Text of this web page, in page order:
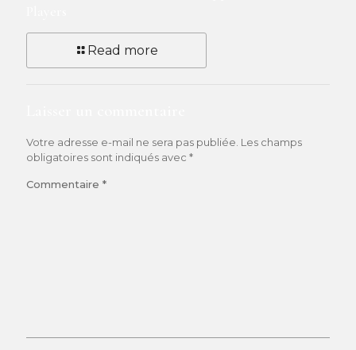
Read more
Votre adresse e-mail ne sera pas publiée. Les champs
obligatoires sont indiqués avec *
Commentaire *